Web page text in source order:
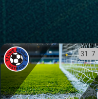
31. 7.